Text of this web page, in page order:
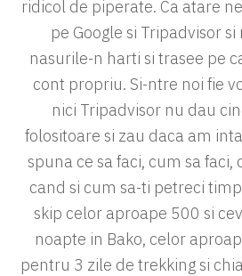
ridicol de piperate. Ca atare
pe Google si Tripadvisor
nasurile-n harti si trasee pe
cont propriu. Si-ntre noi fie
nici Tripadvisor nu dau
folositoare si zau daca am
spuna ce sa faci, cum sa faci,
cand si cum sa-ti petreci
skip celor aproape 500 si
noapte in Bako, celor
pentru 3 zile de trekking si